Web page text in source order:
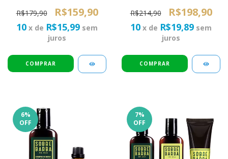
Fire
R$179,90 R$159,90
10 x de R$15,99 sem
juros
Barba Lemon Drop
R$214,90 R$198,90
10 x de R$19,89 sem
juros
6%
OFF
7%
OFF